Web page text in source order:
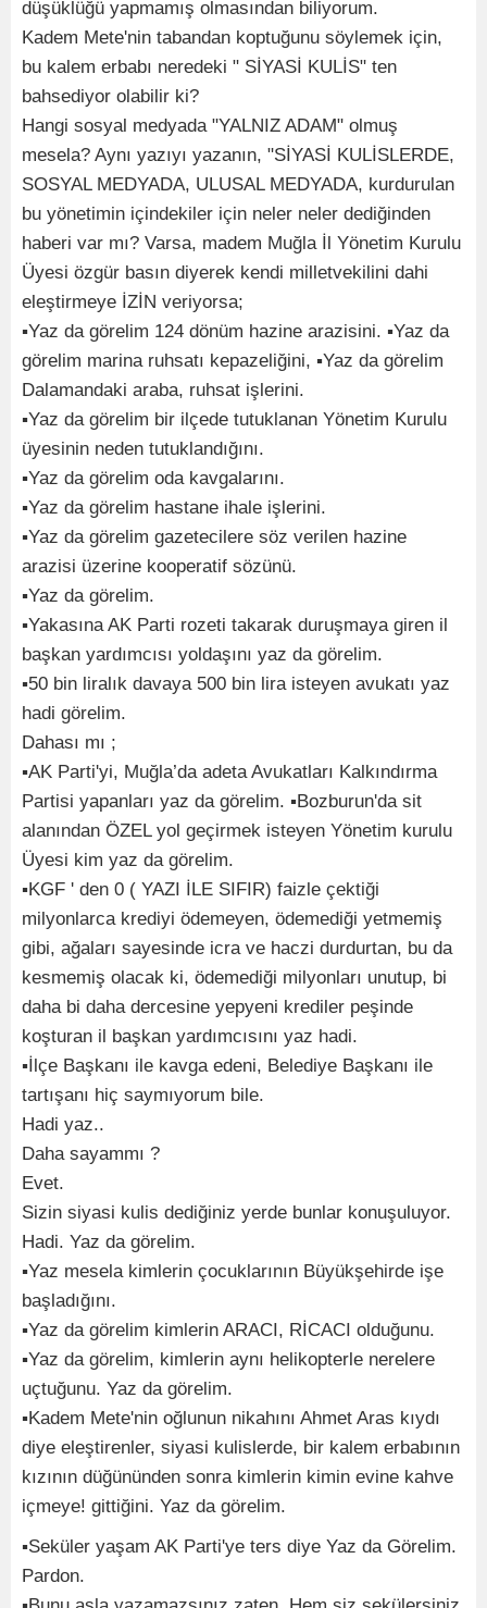
düşüklüğü yapmamış olmasından biliyorum.
Kadem Mete'nin tabandan koptuğunu söylemek için,
bu kalem erbabı neredeki " SİYASİ KULİS" ten
bahsediyor olabilir ki?
Hangi sosyal medyada "YALNIZ ADAM" olmuş
mesela? Aynı yazıyı yazanın, "SİYASİ KULİSLERDE,
SOSYAL MEDYADA, ULUSAL MEDYADA, kurdurulan
bu yönetimin içindekiler için neler neler dediğinden
haberi var mı? Varsa, madem Muğla İl Yönetim Kurulu
Üyesi özgür basın diyerek kendi milletvekilini dahi
eleştirmeye İZİN veriyorsa;
▪︎Yaz da görelim 124 dönüm hazine arazisini. ▪︎Yaz da
görelim marina ruhsatı kepazeliğini, ▪︎Yaz da görelim
Dalamandaki araba, ruhsat işlerini.
▪︎Yaz da görelim bir ilçede tutuklanan Yönetim Kurulu
üyesinin neden tutuklandığını.
▪︎Yaz da görelim oda kavgalarını.
▪︎Yaz da görelim hastane ihale işlerini.
▪︎Yaz da görelim gazetecilere söz verilen hazine
arazisi üzerine kooperatif sözünü.
▪︎Yaz da görelim.
▪︎Yakasına AK Parti rozeti takarak duruşmaya giren il
başkan yardımcısı yoldaşını yaz da görelim.
▪︎50 bin liralık davaya 500 bin lira isteyen avukatı yaz
hadi görelim.
Dahası mı ;
▪︎AK Parti'yi, Muğla’da adeta Avukatları Kalkındırma
Partisi yapanları yaz da görelim. ▪︎Bozburun'da sit
alanından ÖZEL yol geçirmek isteyen Yönetim kurulu
Üyesi kim yaz da görelim.
▪︎KGF ' den 0 ( YAZI İLE SIFIR) faizle çektiği
milyonlarca krediyi ödemeyen, ödemediği yetmemiş
gibi, ağaları sayesinde icra ve haczi durdurtan, bu da
kesmemiş olacak ki, ödemediği milyonları unutup, bi
daha bi daha dercesine yepyeni krediler peşinde
koşturan il başkan yardımcısını yaz hadi.
▪︎İlçe Başkanı ile kavga edeni, Belediye Başkanı ile
tartışanı hiç saymıyorum bile.
Hadi yaz..
Daha sayammı ?
Evet.
Sizin siyasi kulis dediğiniz yerde bunlar konuşuluyor.
Hadi. Yaz da görelim.
▪︎Yaz mesela kimlerin çocuklarının Büyükşehirde işe
başladığını.
▪︎Yaz da görelim kimlerin ARACI, RİCACI olduğunu.
▪︎Yaz da görelim, kimlerin aynı helikopterle nerelere
uçtuğunu. Yaz da görelim.
▪︎Kadem Mete'nin oğlunun nikahını Ahmet Aras kıydı
diye eleştirenler, siyasi kulislerde, bir kalem erbabının
kızının düğününden sonra kimlerin kimin evine kahve
içmeye! gittiğini. Yaz da görelim.
▪︎Seküler yaşam AK Parti'ye ters diye Yaz da Görelim.
Pardon.